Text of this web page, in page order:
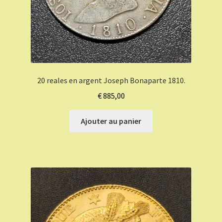
20 reales en argent Joseph Bonaparte 1810.
€885,00
Ajouter au panier